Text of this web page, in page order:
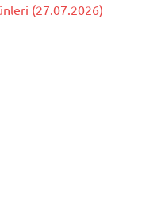
(27.07.2026)